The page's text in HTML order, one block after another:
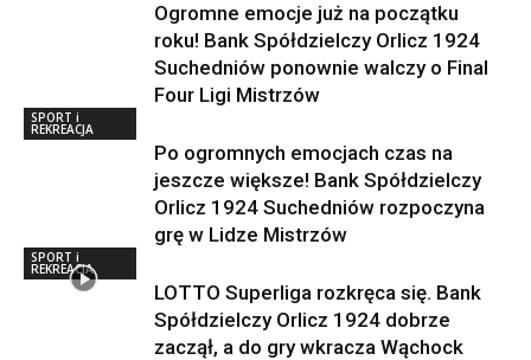
Ogromne emocje już na początku
roku! Bank Spółdzielczy Orlicz 1924
Suchedniów ponownie walczy o Final
Four Ligi Mistrzów
SPORT i
REKREACJA
Po ogromnych emocjach czas na
jeszcze większe! Bank Spółdzielczy
Orlicz 1924 Suchedniów rozpoczyna
grę w Lidze Mistrzów
SPORT i
REKREACJA
LOTTO Superliga rozkręca się. Bank
Spółdzielczy Orlicz 1924 dobrze
zaczął, a do gry wkracza Wąchock